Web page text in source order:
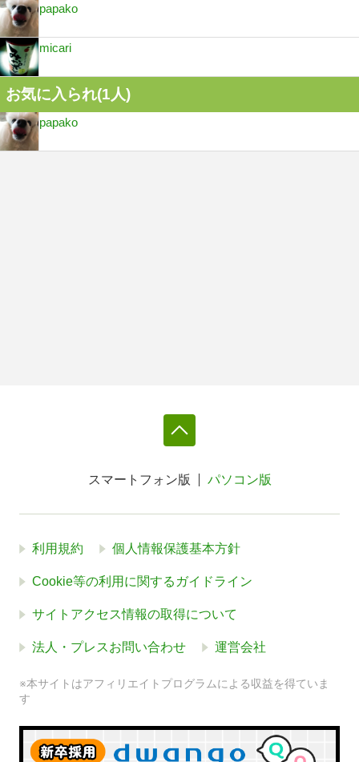
papako
micari
お気に入られ(1人)
papako
スマートフォン版 パソコン版
利用規約 個人情報保護基本方針
Cookie等の利用に関するガイドライン
サイトアクセス情報の取得について
法人・プレスお問い合わせ 運営会社
※本サイトはアフィリエイトプログラムによる収益を得ていま
す